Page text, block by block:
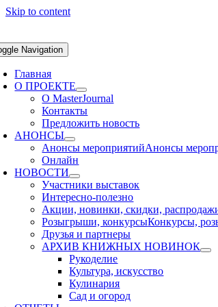
Skip to content
Navigation
Главная
О ПРОЕКТЕ
О MasterJournal
Контакты
Предложить новость
АНОНСЫ
Анонсы мероприятийАнонсы
Онлайн
НОВОСТИ
Участники выставок
Интересно-полезно
Акции, новинки, скидки,
Розыгрыши, конкурсыКонкурсы,
Друзья и партнеры
АРХИВ КНИЖНЫХ НОВИНОК
Рукоделие
Культура, искусство
Кулинария
Сад и огород